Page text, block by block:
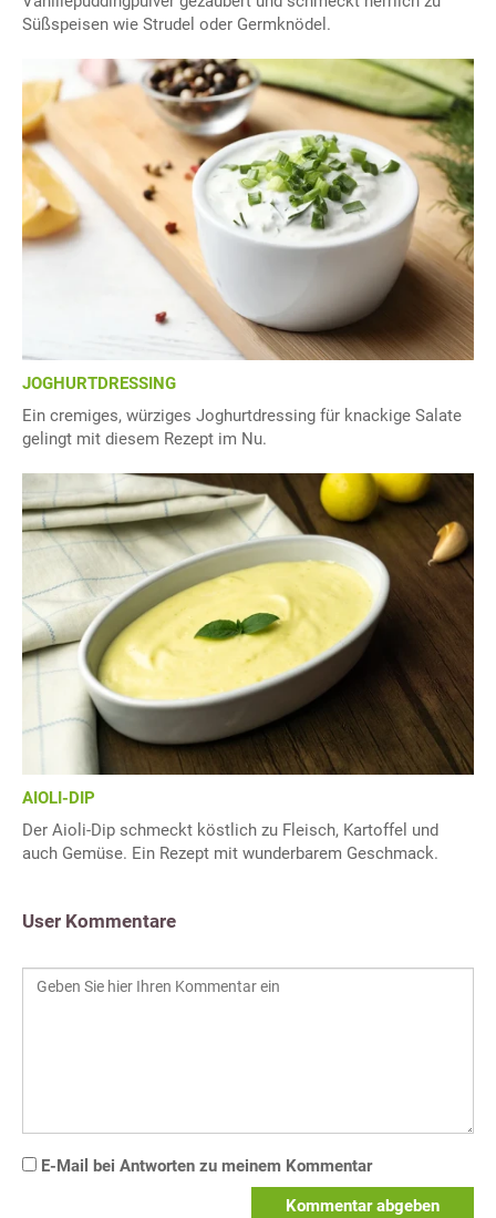
Süßspeisen wie Strudel oder Germknödel.
JOGHURTDRESSING
Ein cremiges, würziges Joghurtdressing für knackige Salate
gelingt mit diesem Rezept im Nu.
AIOLI-DIP
Der Aioli-Dip schmeckt köstlich zu Fleisch, Kartoffel und
auch Gemüse. Ein Rezept mit wunderbarem Geschmack.
User Kommentare
E-Mail bei Antworten zu meinem Kommentar
Kommentar abgeben